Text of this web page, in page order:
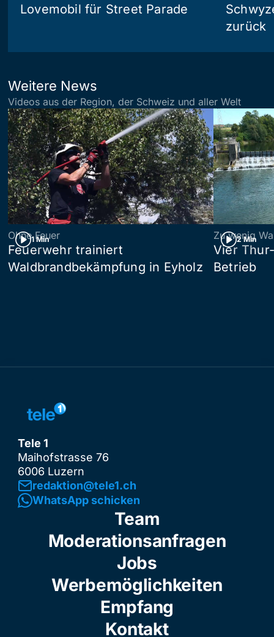
Lovemobil für Street Parade
zurück
Weitere News
Videos aus der Region, der Schweiz und aller Welt
1 Min
Ohne Feuer
Feuerwehr trainiert
Waldbrandbekämpfung in Eyholz
2 Min
Zu wenig
Vier
Betrieb
Tele 1
Maihofstrasse 76
6006 Luzern
redaktion@tele1.ch
WhatsApp schicken
Team
Moderationsanfragen
Jobs
Werbemöglichkeiten
Empfang
Kontakt